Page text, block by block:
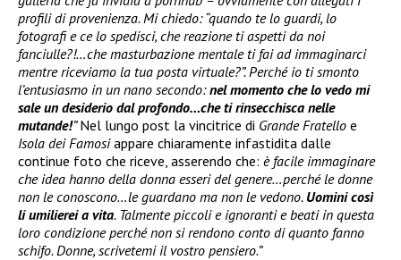
profili di provenienza. Mi chiedo: “quando te lo guardi, lo
fotografi e ce lo spedisci, che reazione ti aspetti da noi
fanciulle?!…che masturbazione mentale ti fai ad immaginarci
mentre riceviamo la tua posta virtuale?”. Perché io ti smonto
l’entusiasmo in un nano secondo:nel momento che lo vedo mi
sale un desiderio dal profondo…che ti rinsecchisca nelle
mutande!”Nel lungo post la vincitrice di Grande Fratello e
Isola dei Famosiappare chiaramente infastidita dalle
continue foto che riceve, asserendo che: è facile immaginare
che idea hanno della donna esseri del genere…perché le donne
non le conoscono…le guardano ma non le vedono. Uomini così
li umilierei a vita. Talmente piccoli e ignoranti e beati in questa
loro condizione perché non si rendono conto di quanto fanno
schifo. Donne, scrivetemi il vostro pensiero.”